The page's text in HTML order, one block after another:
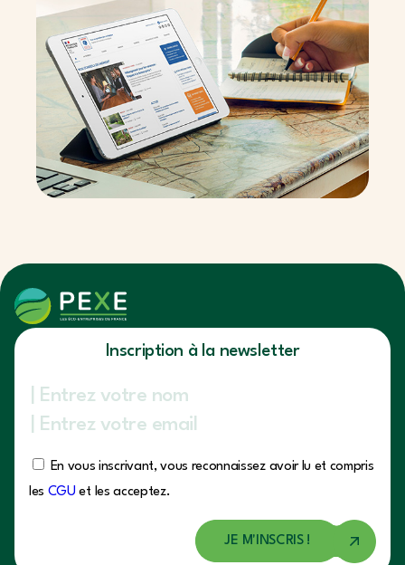
Inscription à la newsletter
En vous inscrivant, vous reconnaissez avoir lu et compris
les CGU et les acceptez.